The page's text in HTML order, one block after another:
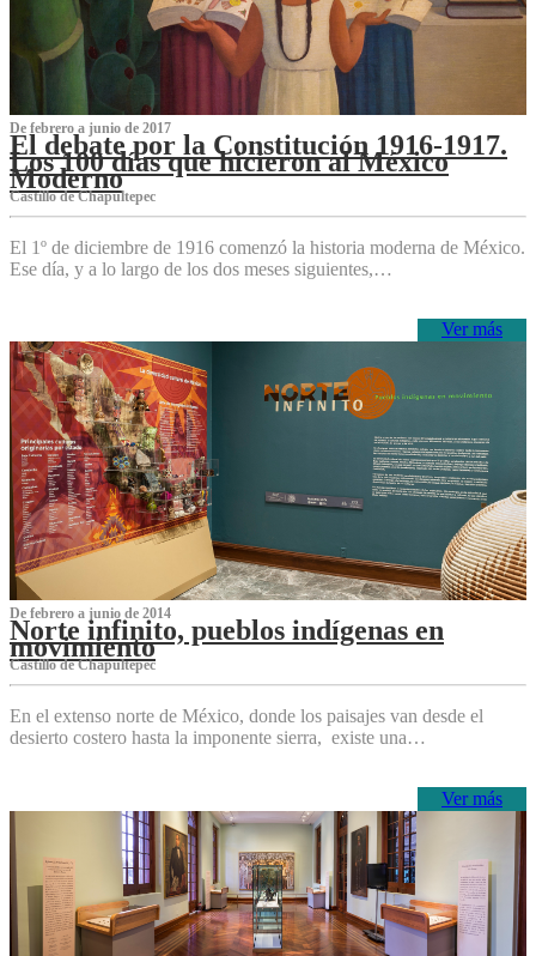
De febrero a junio de 2017
El debate por la Constitución 1916-1917.
Los 100 días que hicieron al México
Moderno
Castillo de Chapultepec
El 1º de diciembre de 1916 comenzó la historia moderna de México.
Ese día, y a lo largo de los dos meses siguientes,…
Ver más
De febrero a junio de 2014
Norte infinito, pueblos indígenas en
movimiento
Castillo de Chapultepec
En el extenso norte de México, donde los paisajes van desde el
desierto costero hasta la imponente sierra, existe una…
Ver más